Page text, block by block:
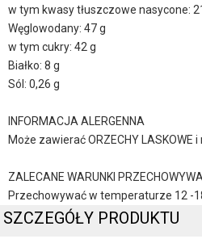
w tym kwasy tłuszczowe nasycone:
Węglowodany: 47 g
w tym cukry: 42 g
Białko: 8 g
Sól: 0,26 g
INFORMACJA ALERGENNA
Może zawierać ORZECHY LASKOWE i
ZALECANE WARUNKI
Przechowywać w temperaturze 12 -
SZCZEGÓŁY PRODUKTU